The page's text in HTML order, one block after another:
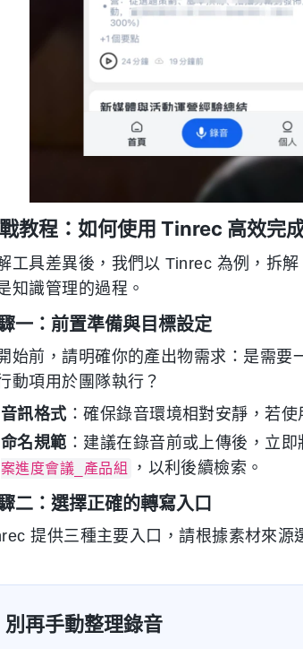
教程：如何使用 Tinrec 高效完
工具差異後，我們以 Tinrec 為例，拆
知識管理的過程。
一：前置準備與目標設定
始前，請明確你的產出物需求：是需要
動項用於團隊執行？
音訊格式：確保錄音環境相對安靜，若
命名規範 ：建議在錄音前或上傳後，立
案進度會議_產品組
，以利後續檢索。
二：選擇正確的轉寫入口
提供三種主要入口，請根據素材來源
別再手動整理錄音